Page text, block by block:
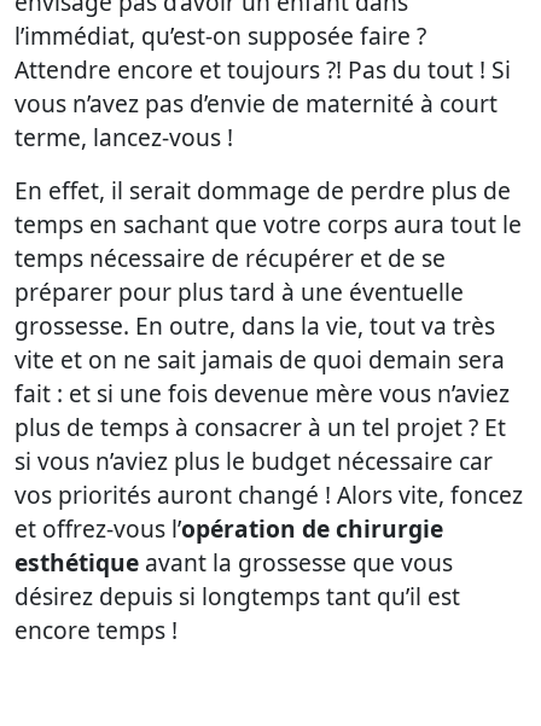
l’immédiat, qu’est-on supposée faire ?
Attendre encore et toujours ?! Pas du tout ! Si
vous n’avez pas d’envie de maternité à court
terme, lancez-vous !
En effet, il serait dommage de perdre plus de
temps en sachant que votre corps aura tout le
temps nécessaire de récupérer et de se
préparer pour plus tard à une éventuelle
grossesse. En outre, dans la vie, tout va très
vite et on ne sait jamais de quoi demain sera
fait : et si une fois devenue mère vous n’aviez
plus de temps à consacrer à un tel projet ? Et
si vous n’aviez plus le budget nécessaire car
vos priorités auront changé ! Alors vite, foncez
et offrez-vous l’opération de chirurgie
esthétique avant la grossesse que vous
désirez depuis si longtemps tant qu’il est
encore temps !